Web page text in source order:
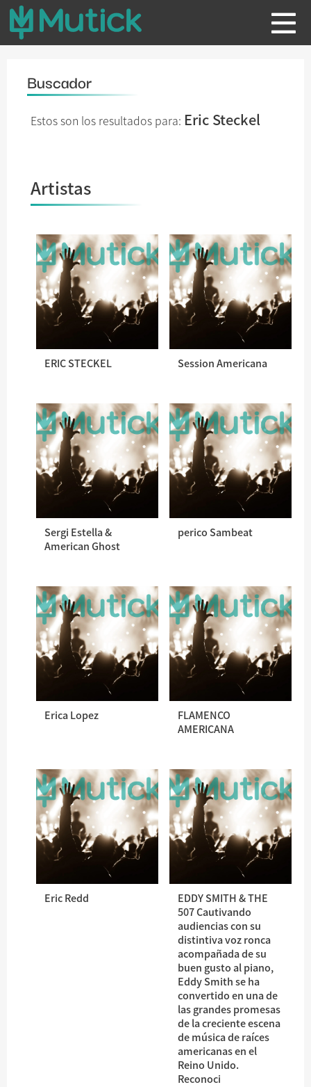
Buscador
Estos son los resultados para: Eric Steckel
Artistas
ERIC STECKEL Session Americana
Sergi Estella &
American Ghost
perico Sambeat
Erica Lopez
FLAMENCO
AMERICANA
Eric Redd
EDDY SMITH & THE
507 Cautivando
audiencias con su
distintiva voz ronca
acompañada de su
buen gusto al piano,
Eddy Smith se ha
convertido en una de
las grandes promesas
de la creciente escena
de música de raíces
americanas en el
Reino Unido.
Reconoci